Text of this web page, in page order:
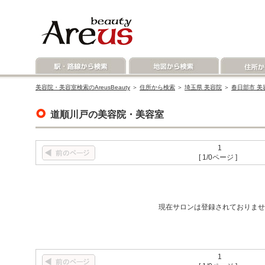
美容院・美容室検索のAreusBeauty ＞ 住所から検索 ＞ 埼玉県 美容院 ＞ 春日部市 美
道順川戸の美容院・美容室
1
[ 1/0ページ ]
現在サロンは登録されておりま
1